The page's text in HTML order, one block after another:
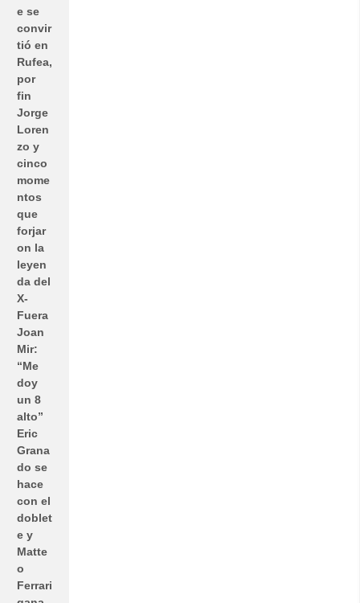
e se
convir
tió en
Rufea,
por
fin
Jorge
Loren
zo y
cinco
mome
ntos
que
forjar
on la
leyen
da del
X-
Fuera
Joan
Mir:
“Me
doy
un 8
alto”
Eric
Grana
do se
hace
con el
doblet
e y
Matte
o
Ferrari